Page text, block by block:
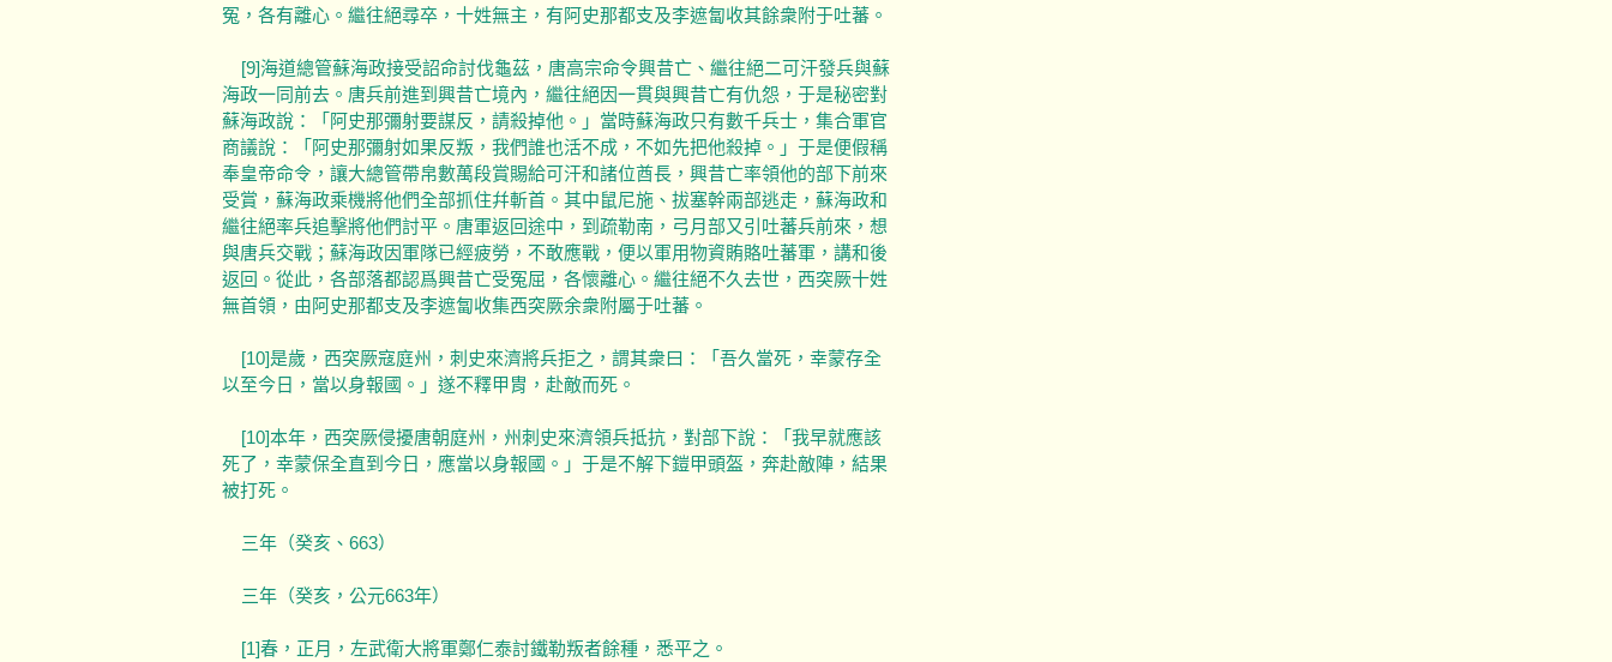
冤，各有離心。繼往絕尋卒，十姓無主，有阿史那都支及李遮匐收其餘衆附于吐蕃。
[9]海道總管蘇海政接受詔命討伐龜茲，唐高宗命令興昔亡、繼往絕二可汗發兵與蘇
海政一同前去。唐兵前進到興昔亡境內，繼往絕因一貫與興昔亡有仇怨，于是秘密對
蘇海政說：「阿史那彌射要謀反，請殺掉他。」當時蘇海政只有數千兵士，集合軍官
商議說：「阿史那彌射如果反叛，我們誰也活不成，不如先把他殺掉。」于是便假稱
奉皇帝命令，讓大總管帶帛數萬段賞賜給可汗和諸位酋長，興昔亡率領他的部下前來
受賞，蘇海政乘機將他們全部抓住幷斬首。其中鼠尼施、拔塞幹兩部逃走，蘇海政和
繼往絕率兵追擊將他們討平。唐軍返回途中，到疏勒南，弓月部又引吐蕃兵前來，想
與唐兵交戰；蘇海政因軍隊已經疲勞，不敢應戰，便以軍用物資賄賂吐蕃軍，講和後
返回。從此，各部落都認爲興昔亡受冤屈，各懷離心。繼往絕不久去世，西突厥十姓
無首領，由阿史那都支及李遮匐收集西突厥余衆附屬于吐蕃。
[10]是歲，西突厥寇庭州，刺史來濟將兵拒之，謂其衆曰：「吾久當死，幸蒙存全
以至今日，當以身報國。」遂不釋甲胄，赴敵而死。
[10]本年，西突厥侵擾唐朝庭州，州刺史來濟領兵抵抗，對部下說：「我早就應該
死了，幸蒙保全直到今日，應當以身報國。」于是不解下鎧甲頭盔，奔赴敵陣，結果
被打死。
三年（癸亥、663）
三年（癸亥，公元663年）
[1]春，正月，左武衛大將軍鄭仁泰討鐵勒叛者餘種，悉平之。